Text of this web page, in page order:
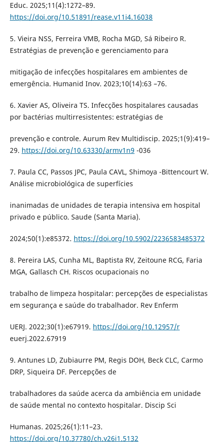
Educ. 2025;11(4):1272–89.
https://doi.org/10.51891/rease.v11i4.16038
5. Vieira NSS, Ferreira VMB, Rocha MGD, Sá Ribeiro R.
Estratégias de prevenção e gerenciamento para
mitigação de infecções hospitalares em ambientes de
emergência. Humanid Inov. 2023;10(14):63 –76.
6. Xavier AS, Oliveira TS. Infecções hospitalares causadas
por bactérias multirresistentes: estratégias de
prevenção e controle. Aurum Rev Multidiscip. 2025;1(9):419–
29. https://doi.org/10.63330/armv1n9 -036
7. Paula CC, Passos JPC, Paula CAVL, Shimoya -Bittencourt W.
Análise microbiológica de superfícies
inanimadas de unidades de terapia intensiva em hospital
privado e público. Saude (Santa Maria).
2024;50(1):e85372. https://doi.org/10.5902/2236583485372
8. Pereira LAS, Cunha ML, Baptista RV, Zeitoune RCG, Faria
MGA, Gallasch CH. Riscos ocupacionais no
trabalho de limpeza hospitalar: percepções de especialistas
em segurança e saúde do trabalhador. Rev Enferm
UERJ. 2022;30(1):e67919. https://doi.org/10.12957/r
euerj.2022.67919
9. Antunes LD, Zubiaurre PM, Regis DOH, Beck CLC, Carmo
DRP, Siqueira DF. Percepções de
trabalhadores da saúde acerca da ambiência em unidade
de saúde mental no contexto hospitalar. Discip Sci
Humanas. 2025;26(1):11–23.
https://doi.org/10.37780/ch.v26i1.5132